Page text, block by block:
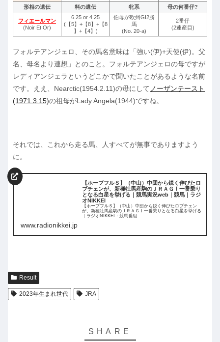
形相の遺伝 料の遺伝 牝系 母の何番仔?
フィエールマン
(Noir Et Or)
6.25 or 4.25
(【5】+【8】+【8
】+【4】)
伯母が欧州GI2勝
馬
(No. 20-a)
2番仔
(2連産目)
フォルテアンジェロ、その馬名意味は「強い(伊)+天使(伊)。父
名、母名より連想」とのこと。フォルテアンジェロの母ですが
レディアンジェラというどこかで聞いたことがあるような名前
です。ええ、Nearctic(1954.2.11)の母にして ノーザンテースト
(1971.3.15)の祖母がLady Angela(1944)ですね。
それでは、これから走る馬、人すべてが無事でありますよう
に。
【ホープフルＳ】（中山）中団から鋭く伸びたロ
ブチェンが、新種牡馬産駒のＪＲＡＧⅠ一番乗り
となる白星を挙げる｜競馬実況web｜競馬｜ラジ
オNIKKEI
【ホープフルＳ】（中山）中団から鋭く伸びたロブチェン
が、新種牡馬産駒のＪＲＡＧⅠ一番乗りとなる白星を挙げる
｜ラジオNIKKEI：競馬番組
www.radionikkei.jp
Result
2023年生まれ世代 JRA